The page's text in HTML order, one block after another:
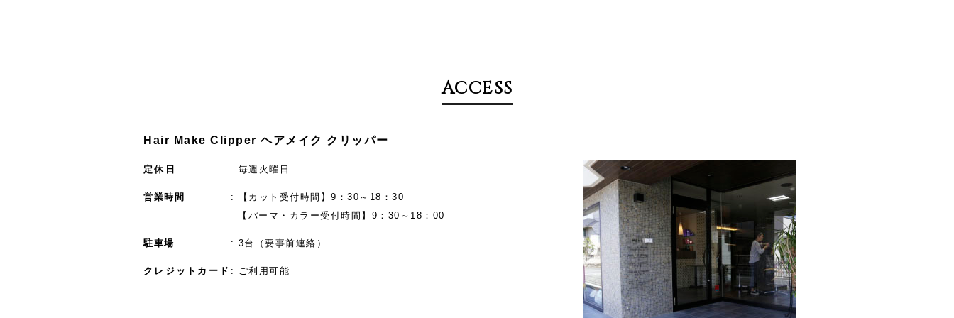
ACCESS
Hair Make Clipper ヘアメイク クリッパー
定休日 毎週火曜日
営業時間
【カット受付時間】9：30～18：30
【パーマ・カラー受付時間】9：30～18：00
駐車場 3台（要事前連絡）
クレジットカード ご利用可能